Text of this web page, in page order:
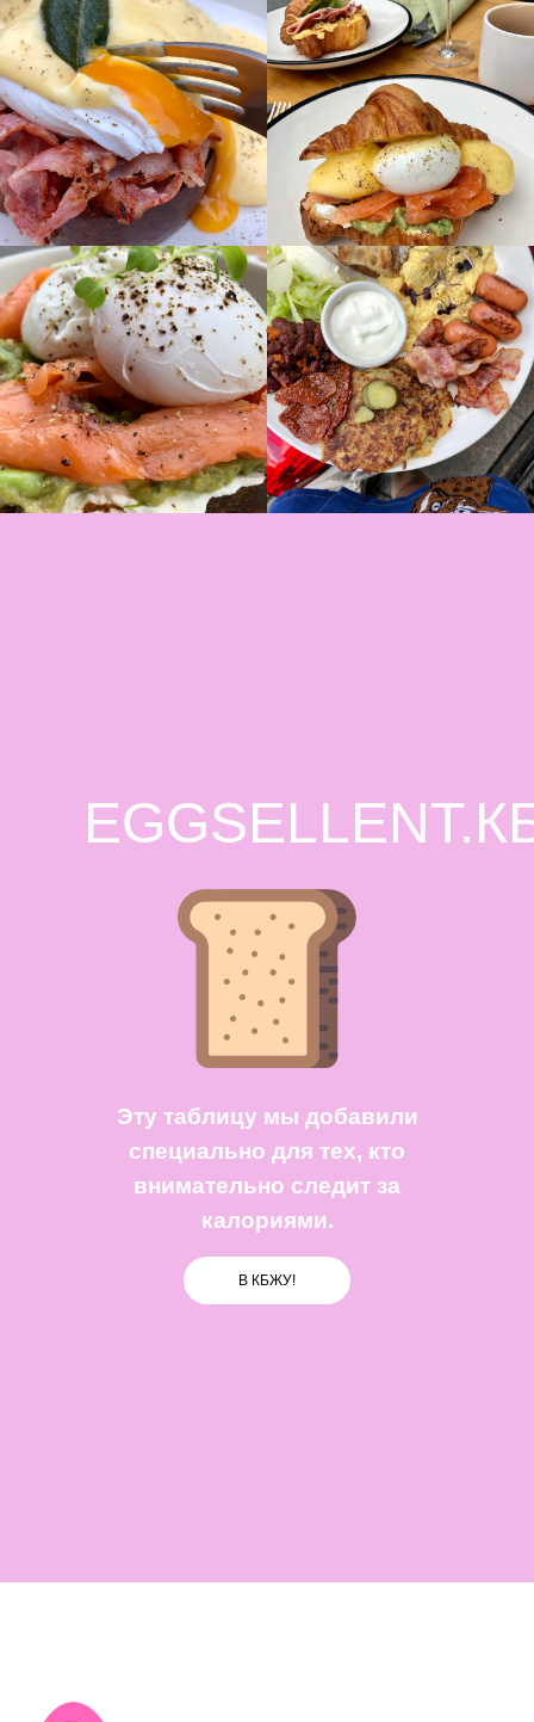
Эту таблицу мы добавили
специально для тех, кто
внимательно следит за
калориями.
В КБЖУ!